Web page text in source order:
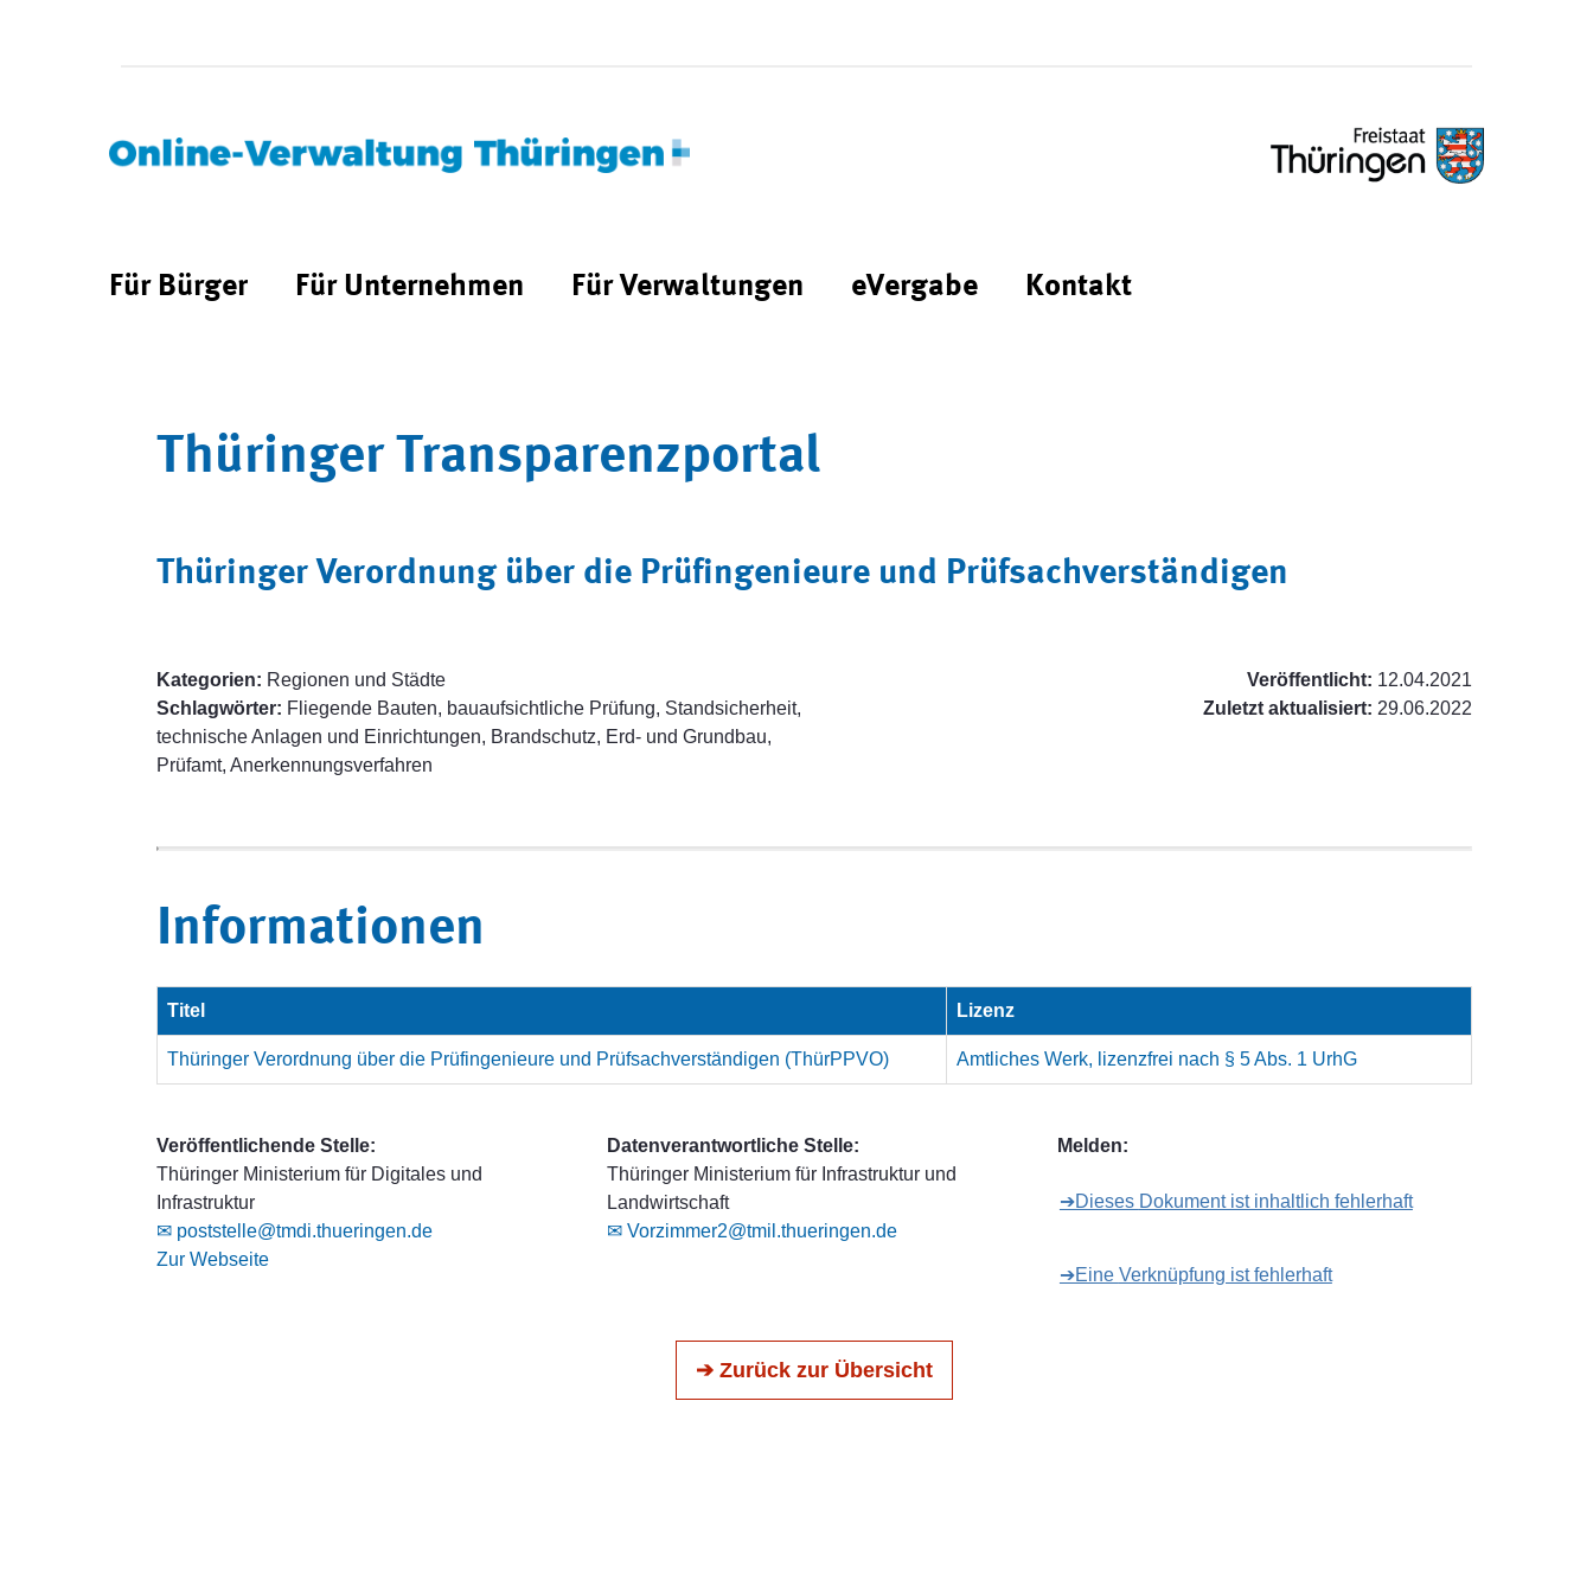
Für Bürger Für Unternehmen Für Verwaltungen eVergabe Kontakt
Thüringer Transparenzportal
Thüringer Verordnung über die Prüfingenieure und Prüfsachverständigen
Kategorien: Regionen und Städte
Schlagwörter: Fliegende Bauten, bauaufsichtliche Prüfung, Standsicherheit,
technische Anlagen und Einrichtungen, Brandschutz, Erd- und Grundbau,
Prüfamt, Anerkennungsverfahren
Veröffentlicht: 12.04.2021
Zuletzt aktualisiert: 29.06.2022
Informationen
Titel Lizenz
Thüringer Verordnung über die Prüfingenieure und Prüfsachverständigen (ThürPPVO) Amtliches Werk, lizenzfrei nach § 5 Abs. 1 UrhG
Veröffentlichende Stelle:
Thüringer Ministerium für Digitales und
Infrastruktur
✉ poststelle@tmdi.thueringen.de
Zur Webseite
Datenverantwortliche Stelle:
Thüringer Ministerium für Infrastruktur und
Landwirtschaft
✉ Vorzimmer2@tmil.thueringen.de
Melden:
➔Dieses Dokument ist inhaltlich fehlerhaft
➔Eine Verknüpfung ist fehlerhaft
➔ Zurück zur Übersicht